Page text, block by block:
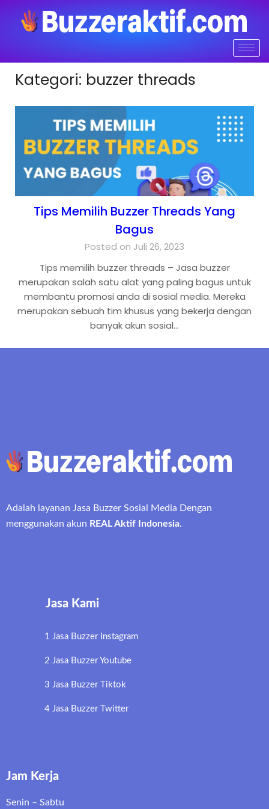
Kategori: buzzer threads
Tips Memilih Buzzer Threads Yang
Bagus
Posted on Juli 26, 2023
Tips memilih buzzer threads – Jasa buzzer
merupakan salah satu alat yang paling bagus untuk
membantu promosi anda di sosial media. Mereka
merupakan sebuah tim khusus yang bekerja dengan
banyak akun sosial…
Adalah layanan Jasa Buzzer Sosial Media Dengan
menggunakan akun REAL Aktif Indonesia.
Jasa Kami
1 Jasa Buzzer Instagram
2 Jasa Buzzer Youtube
3 Jasa Buzzer Tiktok
4 Jasa Buzzer Twitter
Jam Kerja
Senin – Sabtu